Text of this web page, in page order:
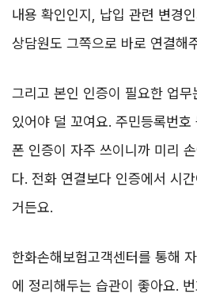
내용 확인인지, 납입 관련 변경
상담원도 그쪽으로 바로 연결해
그리고 본인 인증이 필요한 업무
있어야 덜 꼬여요. 주민등록번
폰 인증이 자주 쓰이니까 미리
다. 전화 연결보다 인증에서 시
거든요.
한화손해보험고객센터를 통해
에 정리해두는 습관이 좋아요.